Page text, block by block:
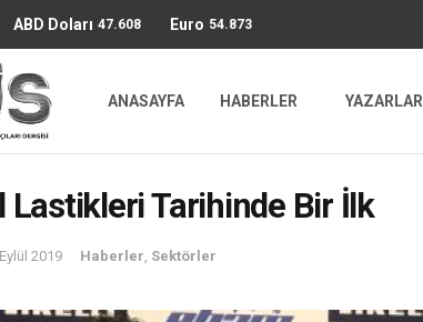
ABD Doları 47.6085 Euro 54.8736
ANASAYFA HABERLER YAZARLAR
Lastikleri Tarihinde Bir İlk
2019 Haberler, Sektörler